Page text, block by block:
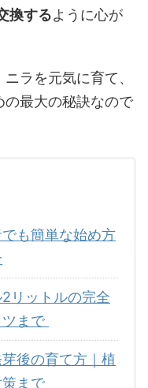
換するように心が
ラを元気に育て、
最大の秘訣なので
も簡単な始め方
リットルの完全
まで
後の育て方｜植
まで